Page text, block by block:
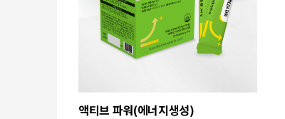
액티브 파워(에너지생성)